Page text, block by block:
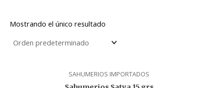
Mostrando el único resultado
SAHUMERIOS IMPORTADOS